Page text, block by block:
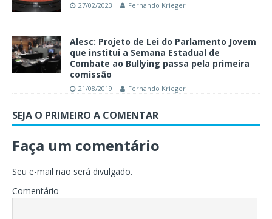
27/02/2023 Fernando Krieger
Alesc: Projeto de Lei do Parlamento Jovem
que institui a Semana Estadual de
Combate ao Bullying passa pela primeira
comissão
21/08/2019 Fernando Krieger
SEJA O PRIMEIRO A COMENTAR
Faça um comentário
Seu e-mail não será divulgado.
Comentário